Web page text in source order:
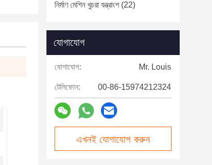
নির্মাণ মেশিন খুচরা যন্ত্রাংশ(22)
যোগাযোগ
যোগাযোগ: Mr. Louis
টেলিফোন: 00-86-15974212324
এখনই যোগাযোগ করুন